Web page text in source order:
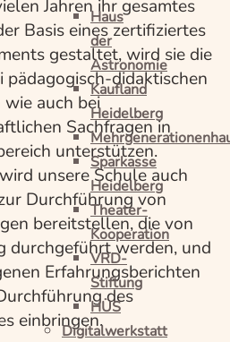
Haus
der
Astronomie
Kaufland
Heidelberg
Sparkasse
Heidelberg
Theater-
Kooperation
VRD-
Stiftung
HÜS
Digitalwerkstatt
Jahren ihr gesamtes
Basis eines zertifiziertes
gestaltet, wird sie die
pädagogisch-didaktischen
auch bei
Sachfragen in
unterstützen.
unsere Schule auch
Durchführung von
bereitstellen, die von
durchgeführt werden, und
Erfahrungsberichten
des
einbringen.